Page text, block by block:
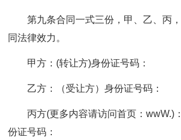
第九条合同一式三份，甲、乙、丙
同法律效力。
甲方：(转让方)身份证号码：
乙方：（受让方）身份证号码：
丙方(更多内容请访问首页：wwW.)
份证号码：